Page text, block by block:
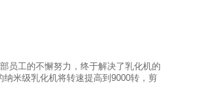
员工的不懈努力，终于解决了乳化机的
纳米级乳化机将转速提高到9000转，剪